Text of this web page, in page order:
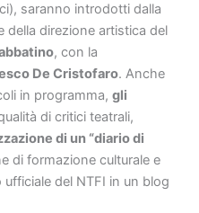
saranno introdotti dalla
della direzione artistica del
, con la
De Cristofaro. Anche
in programma, gli
di critici teatrali,
di un “diario di
di formazione culturale e
del NTFI in un blog